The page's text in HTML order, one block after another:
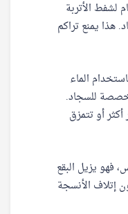
لشفط الأتربة
هذا يمنع تراكم
الماء
للسجاد.
أو تتمزق
فهو يزيل البقع
إتلاف الأنسجة